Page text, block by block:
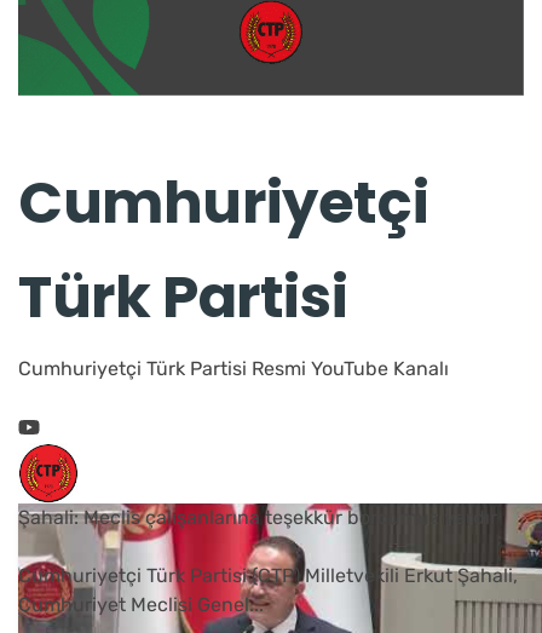
Cumhuriyetçi
Türk Partisi
Cumhuriyetçi Türk Partisi Resmi YouTube Kanalı
Şahali: Meclis çalışanlarına teşekkür borcumuz vardır
Cumhuriyetçi Türk Partisi (CTP) Milletvekili Erkut Şahali,
Cumhuriyet Meclisi Genel...